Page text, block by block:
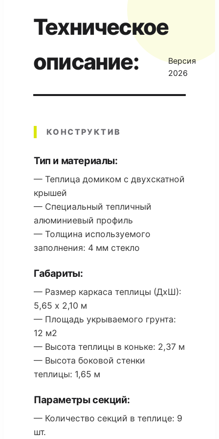
Техническое
описание:
Версия
2026
КОНСТРУКТИВ
Тип и материалы:
— Теплица домиком с двухскатной
крышей
— Специальный тепличный
алюминиевый профиль
— Толщина используемого
заполнения: 4 мм стекло
Габариты:
— Размер каркаса теплицы (ДхШ):
5,65 х 2,10 м
— Площадь укрываемого грунта:
12 м2
— Высота теплицы в коньке: 2,37 м
— Высота боковой стенки
теплицы: 1,65 м
Параметры секций:
— Количество секций в теплице: 9
шт.